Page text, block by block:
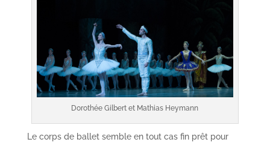
Dorothée Gilbert et Mathias Heymann
Le corps de ballet semble en tout cas fin prêt pour